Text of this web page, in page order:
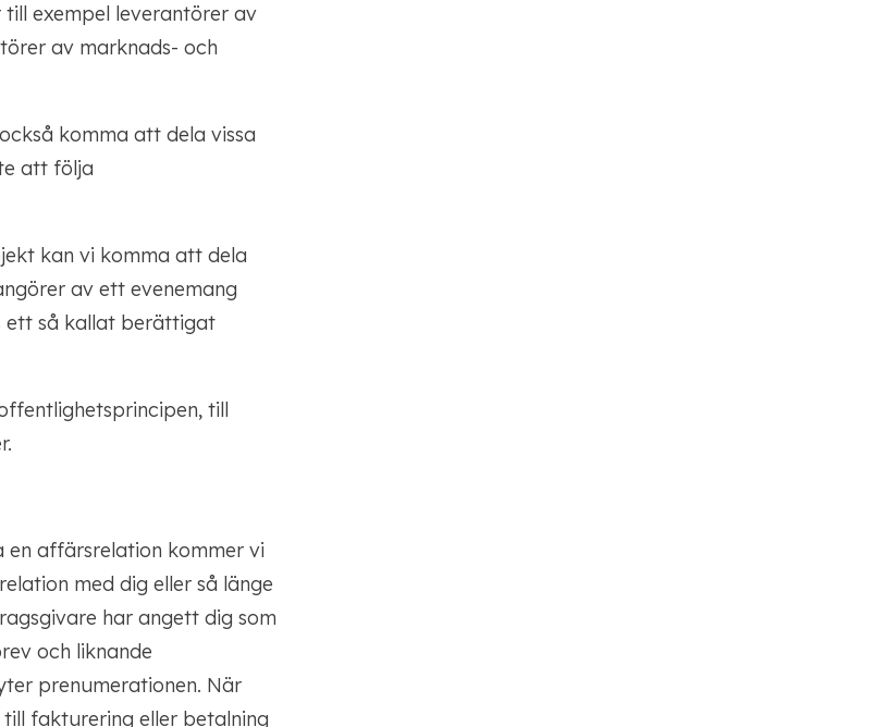
exempel leverantörer av
av marknads- och
komma att dela vissa
att följa
kan vi komma att dela
av ett evenemang
ett så kallat berättigat
till
affärsrelation kommer vi
med dig eller så länge
har angett dig som
och liknande
prenumerationen. När
fakturering eller betalning